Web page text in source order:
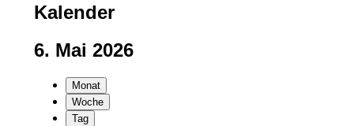
Kalender
6. Mai 2026
Monat
Woche
Tag